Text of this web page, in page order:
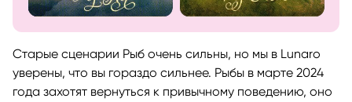
Старые сценарии Рыб очень сильны, но мы в Lunaro
уверены, что вы гораздо сильнее. Рыбы в марте 2024
года захотят вернуться к привычному поведению, оно